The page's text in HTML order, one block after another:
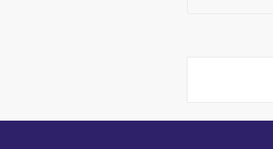
Ширина